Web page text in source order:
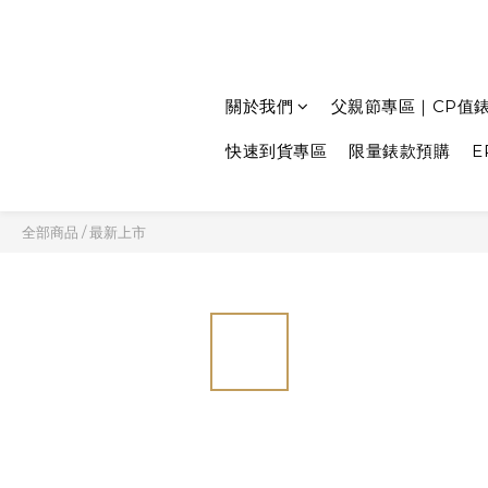
關於我們 父親節專區｜CP值
快速到貨專區 限量錶款預購
全部商品 /最新上市